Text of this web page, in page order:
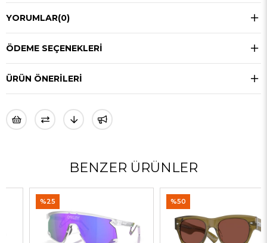
YORUMLAR(0)
ÖDEME SEÇENEKLERI
ÜRÜN ÖNERILERI
BENZER ÜRÜNLER